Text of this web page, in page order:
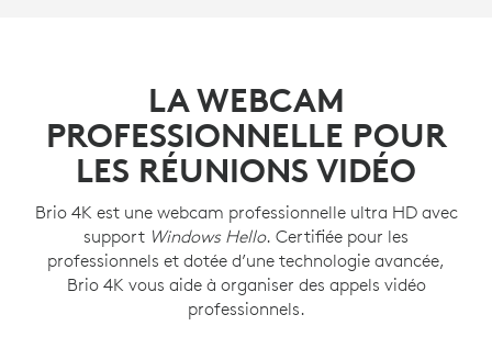
LA WEBCAM
PROFESSIONNELLE POUR
LES RÉUNIONS VIDÉO
Brio 4K est une webcam professionnelle ultra HD avec
support Windows Hello. Certifiée pour les
professionnels et dotée d’une technologie avancée,
Brio 4K vous aide à organiser des appels vidéo
professionnels.